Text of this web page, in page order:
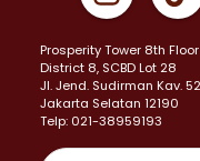
Prosperity Tower 8th Floor
District 8, SCBD Lot 28
JI. Jend. Sudirman Kav.
Jakarta Selatan 12190
Telp: 021-38959193